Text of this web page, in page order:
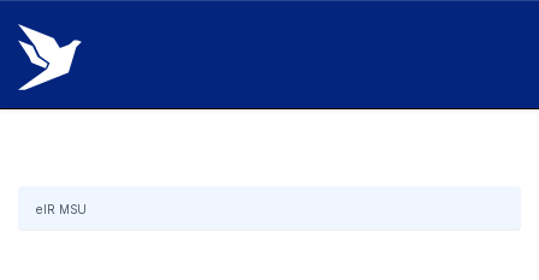
Skip
navigation
eIR MSU